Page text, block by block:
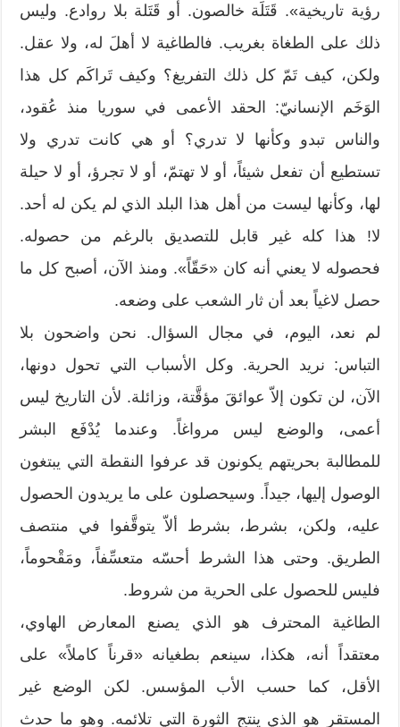
رؤية تاريخية». قَتَلَة خالصون. أو قَتَلة بلا روادع. وليس
ذلك على الطغاة بغريب. فالطاغية لا أهلَ له، ولا عقل.
ولكن، كيف تَمّ كل ذلك التفريغ؟ وكيف تَراكَم كل هذا
الوَخَم الإنسانيّ: الحقد الأعمى في سوريا منذ عُقود،
والناس تبدو وكأنها لا تدري؟ أو هي كانت تدري ولا
تستطيع أن تفعل شيئاً، أو لا تهتمّ، أو لا تجرؤ، أو لا حيلة
لها، وكأنها ليست من أهل هذا البلد الذي لم يكن له أحد.
لا! هذا كله غير قابل للتصديق بالرغم من حصوله.
فحصوله لا يعني أنه كان «حَقّاً». ومنذ الآن، أصبح كل ما
حصل لاغياً بعد أن ثار الشعب على وضعه.
لم نعد، اليوم، في مجال السؤال. نحن واضحون بلا
التباس: نريد الحرية. وكل الأسباب التي تحول دونها،
الآن، لن تكون إلاّ عوائقَ مؤقَّتة، وزائلة. لأن التاريخ ليس
أعمى، والوضع ليس مرواغاً. وعندما يُدْفَع البشر
للمطالبة بحريتهم يكونون قد عرفوا النقطة التي يبتغون
الوصول إليها، جيداً. وسيحصلون على ما يريدون الحصول
عليه، ولكن، بشرط، بشرط ألاّ يتوقَّفوا في منتصف
الطريق. وحتى هذا الشرط أحسّه متعسِّفاً، ومَقْحوماً،
فليس للحصول على الحرية من شروط.
الطاغية المحترف هو الذي يصنع المعارض الهاوي،
معتقداً أنه، هكذا، سينعم بطغيانه «قرناً كاملاً» على
الأقل، كما حسب الأب المؤسس. لكن الوضع غير
المستقر هو الذي ينتج الثورة التي تلائمه. وهو ما حدث